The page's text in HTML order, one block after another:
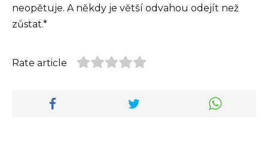
neopětuje. A někdy je větší odvahou odejít než
zůstat.*
Rate article